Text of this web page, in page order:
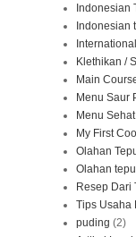
Indonesian
Indonesian
International
Klethikan /
Main
Menu Saur
Menu Sehat
My First
Olahan
Olahan
Resep Dari
Tips Usaha
puding (2)